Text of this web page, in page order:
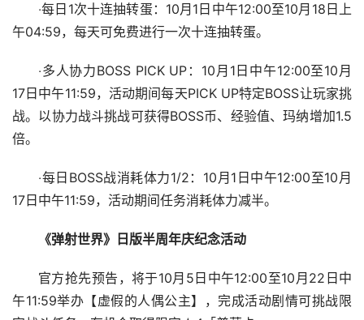
‧每日1次十连抽转蛋：10月1日中午12:00至10月18日上
午04:59，每天可免费进行一次十连抽转蛋。
‧多人协力BOSS PICK UP：10月1日中午12:00至10月
17日中午11:59，活动期间每天PICK UP特定BOSS让玩家挑
战。以协力战斗挑战可获得BOSS币、经验值、玛纳增加1.5
倍。
‧每日BOSS战消耗体力1/2：10月1日中午12:00至10月
17日中午11:59，活动期间任务消耗体力减半。
《弹射世界》日版半周年庆纪念活动
官方抢先预告，将于10月5日中午12:00至10月22日中
午11:59举办【虚假的人偶公主】，完成活动剧情可挑战限